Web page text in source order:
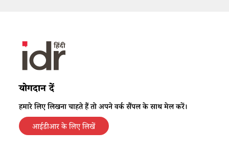
योगदान दें
हमारे लिए लिखना चाहते हैं तो अपने वर्क सैंपल के साथ मेल करें।
आईडीआर के लिए लिखें